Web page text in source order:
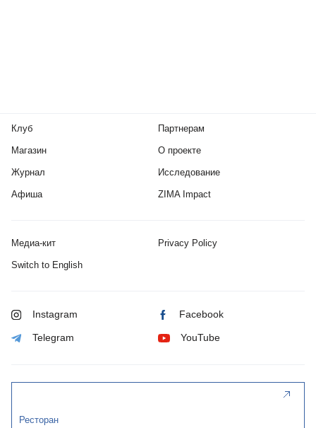
Клуб
Магазин
Журнал
Афиша
Партнерам
О проекте
Исследование
ZIMA Impact
Медиа-кит Privacy Policy
Switch to English
Instagram Facebook
Telegram YouTube
Ресторан